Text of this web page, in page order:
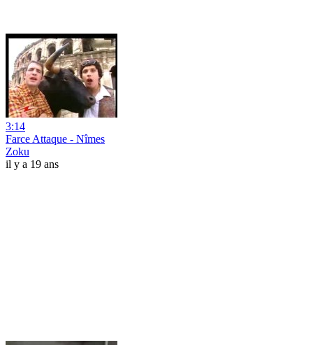
3:14
Farce Attaque - Nîmes
Zoku
il y a 19 ans